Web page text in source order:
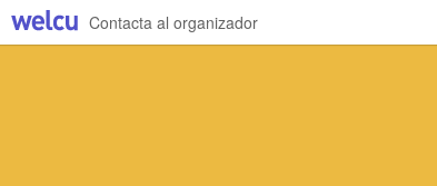
Contacta al organizador